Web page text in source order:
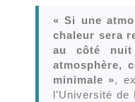
« Si une
chaleur sera
au côté
atmosphère,
minimale »,
l’Université